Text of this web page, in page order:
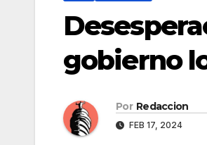
gobierno
Por Redaccion
FEB 17, 2024